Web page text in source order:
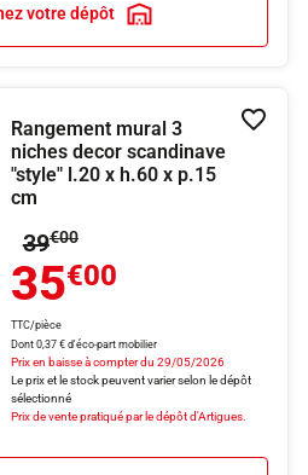
votre dépôt
Rangement mural 3
niches decor scandinave
"style" l.20 x h.60 x p.15
cm
Prix initial
39€00
35€00
TTC/pièce
Dont 0,37 € d'éco-part mobilier
Prix en baisse à compter du 29/05/2026
Le prix et le stock peuvent varier selon le dépôt
sélectionné
Prix de vente pratiqué par le dépôt d'Artigues.